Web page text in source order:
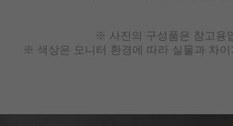
※ 사진의 구성품은 참고용
※ 색상은 모니터 환경에 따라 실물과 차